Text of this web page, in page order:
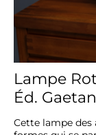
Lampe
Éd.
Cette lampe des